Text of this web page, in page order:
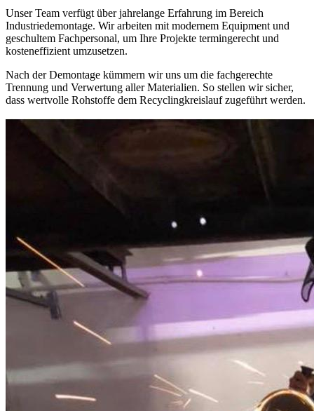
Unser Team verfügt über jahrelange Erfahrung im Bereich
Industriedemontage. Wir arbeiten mit modernem Equipment und
geschultem Fachpersonal, um Ihre Projekte termingerecht und
kosteneffizient umzusetzen.
Nach der Demontage kümmern wir uns um die fachgerechte
Trennung und Verwertung aller Materialien. So stellen wir sicher,
dass wertvolle Rohstoffe dem Recyclingkreislauf zugeführt werden.